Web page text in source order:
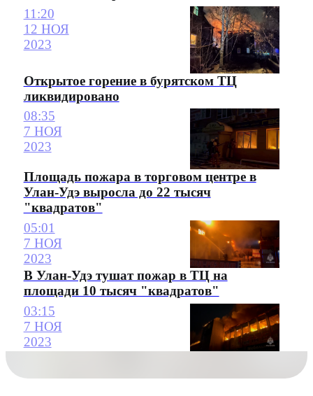
11:20
12 НОЯ
2023
Открытое горение в бурятском ТЦ
ликвидировано
08:35
7 НОЯ
2023
Площадь пожара в торговом центре в
Улан-Удэ выросла до 22 тысяч
"квадратов"
05:01
7 НОЯ
2023
В Улан-Удэ тушат пожар в ТЦ на
площади 10 тысяч "квадратов"
03:15
7 НОЯ
2023